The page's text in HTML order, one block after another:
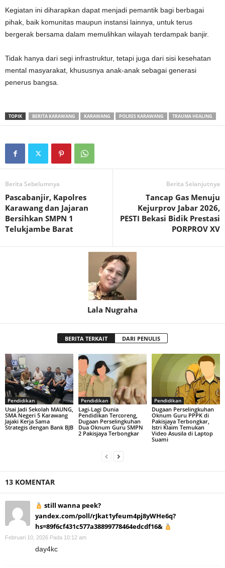
‎Kegiatan ini diharapkan dapat menjadi pemantik bagi berbagai
pihak, baik komunitas maupun instansi lainnya, untuk terus
bergerak bersama dalam memulihkan wilayah terdampak banjir.
Tidak hanya dari segi infrastruktur, tetapi juga dari sisi kesehatan
mental masyarakat, khususnya anak-anak sebagai generasi
penerus bangsa.
TOPIK BERITA KARAWANG KARAWANG POLRES KARAWANG TRAUMA HEALING
Berita Sebelumnya
Pascabanjir, Kapolres
Karawang dan Jajaran
Bersihkan SMPN 1
Telukjambe Barat
Berita Selanjutnya
Tancap Gas Menuju
Kejurprov Jabar 2026,
PESTI Bekasi Bidik Prestasi
PORPROV XV‎
Lala Nugraha
BERITA TERKAIT DARI PENULIS
Pendidikan
Usai Jadi Sekolah MAUNG,
SMA Negeri 5 Karawang
Jajaki Kerja Sama
Strategis dengan Bank BJB
Pendidikan
Lagi-Lagi Dunia
Pendidikan Tercoreng,
Dugaan Perselingkuhan
Dua Oknum Guru SMPN
2 Pakisjaya Terbongkar
Pendidikan
Dugaan Perselingkuhan
Oknum Guru PPPK di
Pakisjaya Terbongkar,
Istri Klaim Temukan
Video Asusila di Laptop
Suami
13 KOMENTAR
still wanna peek?
yandex.com/poll/rJkat1yfeum4pj8yWHe6q?
hs=89f6cf431c577a38899778464edcdf16&
Februari 10, 2026 Pada 10:12 am
day4kc